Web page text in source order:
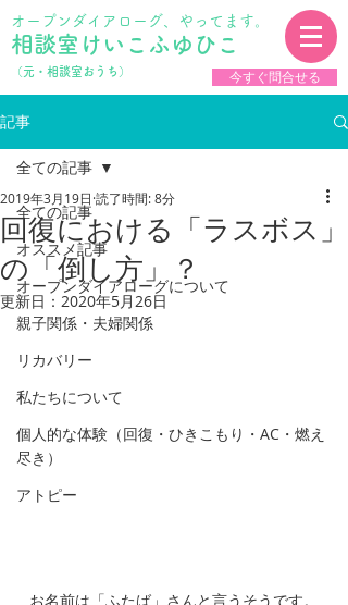
オープンダイアローグ、やってます。
相談室けいこふゆひこ
​（元・相談室おうち） 今すぐ問合せる
記事
全ての記事
オススメ記事
オープンダイアローグについて
親子関係・夫婦関係
リカバリー
私たちについて
個人的な体験（回復・ひきこもり・AC・燃え
尽き）
アトピー
全ての記事
回復における「ラスボス」
の「倒し方」？
2019年3月19日 読了時間: 8分
更新日： 2020年5月26日
お名前は「ふたば」さんと言うそうです。